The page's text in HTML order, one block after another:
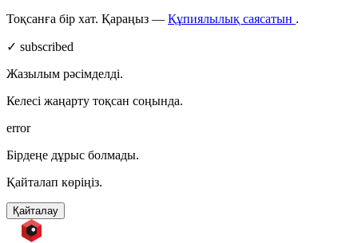
Тоқсанға бір хат. Қараңыз — Құпиялылық саясатын .
✓ subscribed
Жазылым рәсімделді.
Келесі жаңарту тоқсан соңында.
error
Бірдеңе дұрыс болмады.
Қайталап көріңіз.
Қайталау